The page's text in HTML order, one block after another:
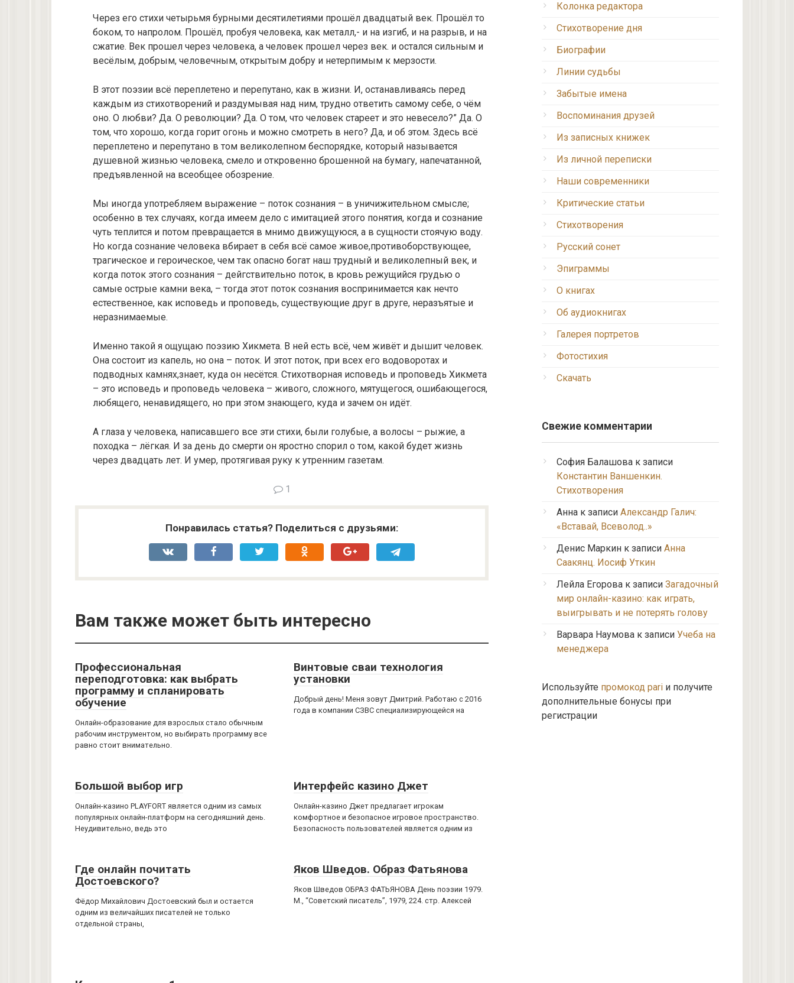
Через его стихи четырьмя бурными десятилетиями прошёл двадцатый век. Пpoшёл то
боком, то напролом. Прошёл, прoбуя человека, как металл,- и на изгиб, и на разрыв, и на
сжатие. Век прошел через человека, а человек прошел через век. и остался сильным и
весёлым, добрым, челoвечным, открытым добру и нетерпимым к мерзости.
В этот поэзии всё переплетено и перепутано, как в жизни. И, останавливаясь перед
каждым из стихотворений и раздумывая над ним, трудно ответить самому себе, о чём
оно. О любви? Да. О революции? Да. О том, что человек стареет и это невесело?” Да. О
том, что хорошо, когда горит огонь и можно смотреть в него? Да, и об этом. Здесь всё
переплетено и перепутано в том великолепном беспорядке, который называется
душевной жизнью человека, смело и откровенно брошенной на бумагу, напечатанной,
предъявленной на всеобщее обозрение.
Мы иногда употребляем выражение – поток сознания – в уничижительном смысле;
особенно в тех случаях, когда имеем дело с имитацией этого понятия, когда и сознание
чуть теплится и потом превращается в мнимо движущуюся, а в сущности стоячую воду.
Но когда сознание человека вбирает в себя всё самое живое,противоборствующее,
трагическое и героическое, чем так опасно богат наш трудный и великолепный век, и
когда поток этого сознания – дейгствительно поток, в кровь режущийся грудью о
самые острые камни века, – тогда этот поток сознания воспринимается как нечто
естественное, как исповедь и проповедь, существующие друг в друге, неразъятые и
неразнимаемые.
Именно такой я ощущаю поэзию Хикмета. В ней есть всё, чем живёт и дышит человек.
Она состоит из капель, но она – поток. И этот поток, при всех его водoвоpотаx и
подводных камнях,знает, куда он несётся. Стихотворная исповедь и прoповедь Хикмета
– это исповедь и проповедь человека – живого, сложного, мятущегося, ошибающегося,
любящего, ненавидящегo, но при этом знающего, куда и зачем он идёт.
А глаза у человека, написавшего все эти стихи, были голубые, а волосы – рыжие, а
походка – лёгкая. И за день до смерти он яростно спорил о том, какой будет жизнь
через двадцать лет. И умер, протягивая руку к утренним газетам.
1
Понравилась статья? Поделиться с друзьями:
Вам также может быть интересно
Профессиональная
переподготовка: как выбрать
программу и спланировать
обучение
Онлайн-образование для взрослых стало обычным
рабочим инструментом, но выбирать программу все
равно стоит внимательно.
Винтовые сваи технология
установки
Добрый день! Меня зовут Дмитрий. Работаю с 2016
года в компании СЗВС специализирующейся на
Большой выбор игр
Онлайн-казино PLAYFORT является одним из самых
популярных онлайн-платформ на сегодняшний день.
Неудивительно, ведь это
Интерфейс казино Джет
Онлайн-казино Джет предлагает игрокам
комфортное и безопасное игровое пространство.
Безопасность пользователей является одним из
Где онлайн почитать
Достоевского?
Фёдор Михайлович Достоевский был и остается
одним из величайших писателей не только
отдельной страны,
Яков Шведов. Образ Фатьянова
Яков Шведов ОБРАЗ ФАТЬЯНОВА День поэзии 1979.
М., “Советский писатель”, 1979, 224. стр. Алексей
Колонка редактора
Стихотворение дня
Биографии
Линии судьбы
Забытые имена
Воспоминания друзей
Из записных книжек
Из личной переписки
Наши современники
Критические статьи
Стихотворения
Русский сонет
Эпиграммы
О книгах
Об аудиокнигах
Галерея портретов
Фотостихия
Скачать
Свежие комментарии
София Балашова к записи
Константин Ваншенкин.
Стихотворения
Анна к записи Александр Галич:
«Вставай, Всеволод..»
Денис Маркин к записи Анна
Саакянц. Иосиф Уткин
Лейла Егорова к записи Загадочный
мир онлайн-казино: как играть,
выигрывать и не потерять голову
Варвара Наумова к записи Учеба на
менеджера
Используйте промокод pari и получите
дополнительные бонусы при
регистрации